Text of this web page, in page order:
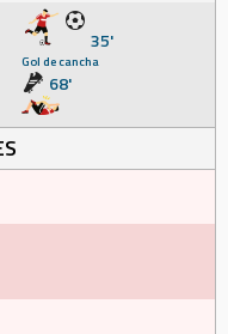
35'
Gol de cancha
68'